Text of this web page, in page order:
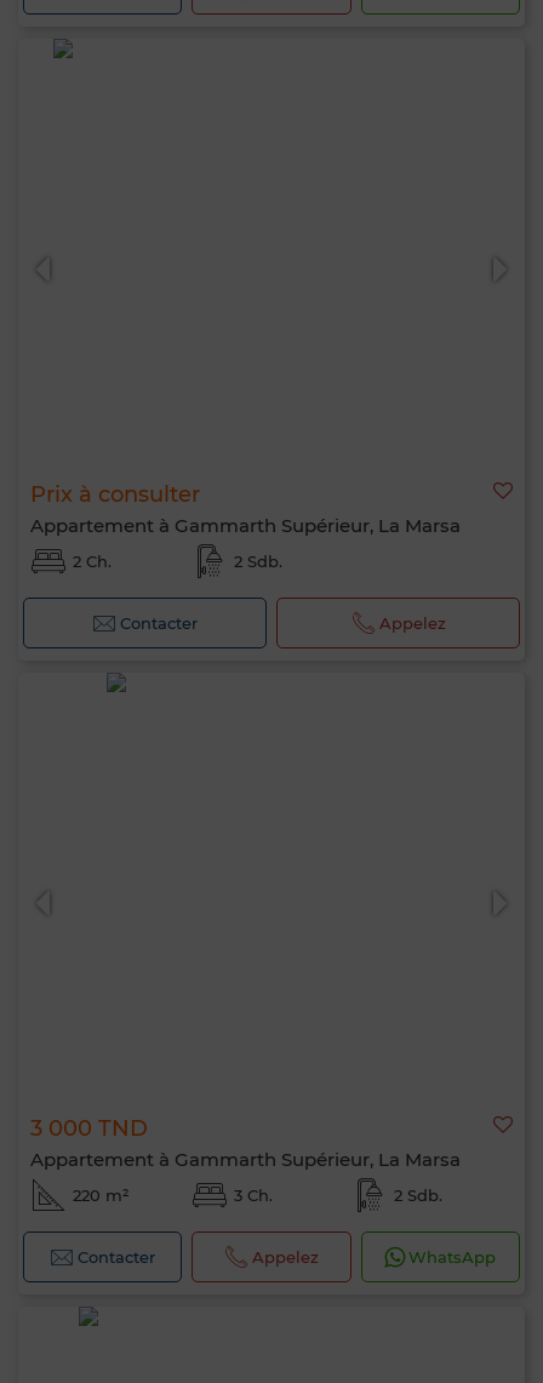
Prix à consulter
Appartement à Gammarth Supérieur, La Marsa
2 Ch. 2 Sdb.
Contacter Appelez
3 000 TND
Appartement à Gammarth Supérieur, La Marsa
220 m² 3 Ch. 2 Sdb.
Contacter Appelez WhatsApp